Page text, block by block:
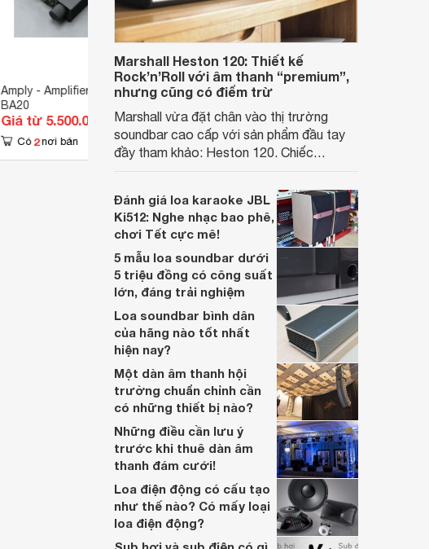
Amply - Amplifier AMP Oriolus
BA20
Giá từ 5.500.000 đ
Có 2 nơi bán
Ampli Harman Kardon AVR1010
Giá từ 0 đ
Chưa có nơi bán
Marshall Heston 120: Thiết kế
Rock’n’Roll với âm thanh “premium”,
nhưng cũng có điểm trừ
Marshall vừa đặt chân vào thị trường
soundbar cao cấp với sản phẩm đầu tay
đầy tham khảo: Heston 120. Chiếc
lớn, kết nối đa dạng, mà còn ghi điểm nhờ
“chất Marshall” cùng cấu trúc âm thanh
5.1.2 đầy hứa hẹn.
Đánh giá loa karaoke JBL
Ki512: Nghe nhạc bao phê,
chơi Tết cực mê!
5 mẫu loa soundbar dưới
5 triệu đồng có công suất
lớn, đáng trải nghiệm
Loa soundbar bình dân
của hãng nào tốt nhất
hiện nay?
Một dàn âm thanh hội
trường chuẩn chỉnh cần
có những thiết bị nào?
Những điều cần lưu ý
trước khi thuê dàn âm
thanh đám cưới!
Loa điện động có cấu tạo
như thế nào? Có mấy loại
loa điện động?